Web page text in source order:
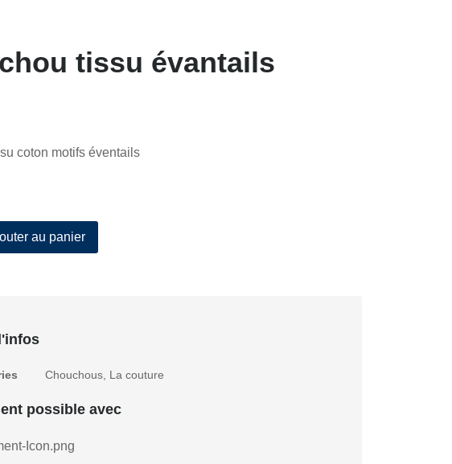
tissu évantails
coton motifs éventails
au panier
Chouchous La couture
possible avec